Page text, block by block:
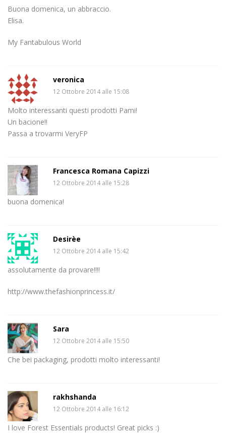
Buona domenica, un abbraccio.
Elisa.
My Fantabulous World
veronica
12 Ottobre 2014 alle 15:08
Molto interessanti questi prodotti Pami!
Un bacione!!
Passa a trovarmi VeryFP
Francesca Romana Capizzi
12 Ottobre 2014 alle 15:28
buona domenica!
Desirèe
12 Ottobre 2014 alle 15:42
assolutamente da provare!!!!
http://www.thefashionprincess.it/
Sara
12 Ottobre 2014 alle 15:50
Che bei packaging, prodotti molto interessanti!
rakhshanda
12 Ottobre 2014 alle 16:12
I love Forest Essentials products! Great picks :)